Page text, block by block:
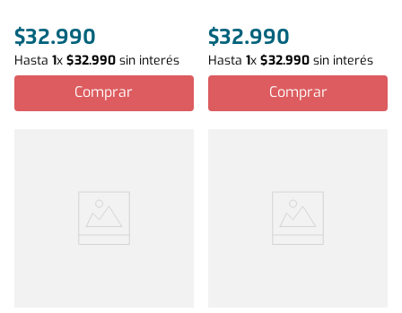
$32.990
Hasta 1x $32.990 sin interés
Comprar
$32.990
Hasta1x$32.990 sin interés
Comprar